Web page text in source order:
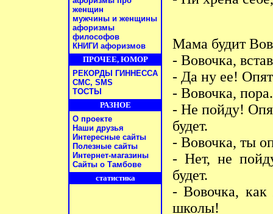
женщин
мужчины и женщины
афоризмы
философов
КНИГИ афоризмов
ПРОЧЕЕ, ЮМОР
РЕКОРДЫ ГИННЕССА
СМС, SMS
ТОСТЫ
РАЗНОЕ
О проекте
Наши друзья
Интересные сайты
Полезные сайты
Интернет-магазины
Сайты о Тамбове
статистика
Мама будит
- Вовочка,
- Да ну ее!
- Вовочка, пора.
- Не пойду!
будет.
- Вовочка, ты
- Нет, не
будет.
- Вовочка,
школы!